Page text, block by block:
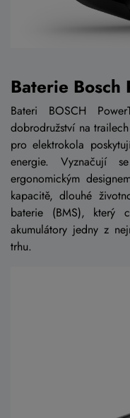
Baterie Bosch
Bateri BOSCH
dobrodružství na
pro elektrokola
energie. Vyznačují
ergonomickým
kapacitě, dlouhé
baterie (BMS), který
akumulátory jedny z
trhu.